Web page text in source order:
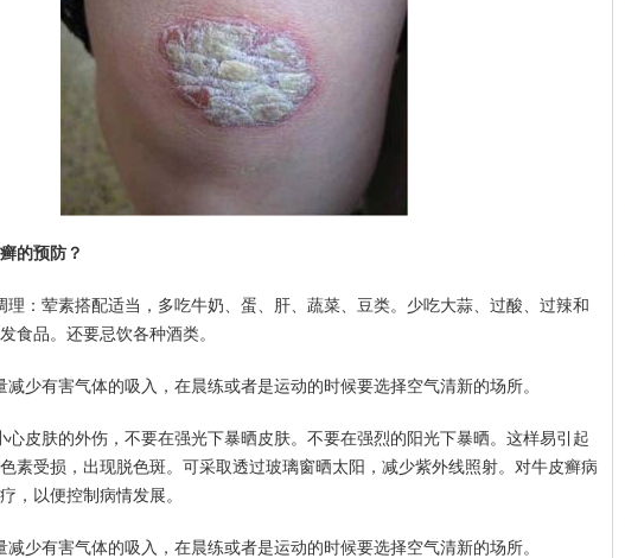
的预防？
理：荤素搭配适当，多吃牛奶、蛋、肝、蔬菜、豆类。少吃大蒜、过酸、过辣和
食品。还要忌饮各种酒类。
减少有害气体的吸入，在晨练或者是运动的时候要选择空气清新的场所。
心皮肤的外伤，不要在强光下暴晒皮肤。不要在强烈的阳光下暴晒。这样易引起
素受损，出现脱色斑。可采取透过玻璃窗晒太阳，减少紫外线照射。对牛皮癣病
，以便控制病情发展。
减少有害气体的吸入，在晨练或者是运动的时候要选择空气清新的场所。
医生简介：从事皮肤病临床